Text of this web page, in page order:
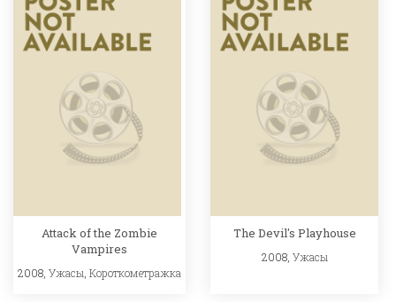
Attack of the Zombie
Vampires
2008, Ужасы Короткометражка
The Devil's Playhouse
2008, Ужасы